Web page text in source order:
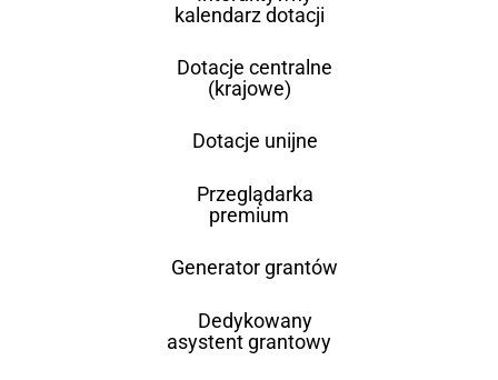
kalendarz dotacji
Dotacje centralne
(krajowe)
Dotacje unijne
Przeglądarka
premium
Generator grantów
Dedykowany
asystent grantowy